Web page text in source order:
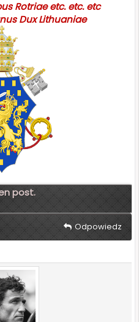
Rotriae etc. etc. etc
Dux Lithuaniae
post.
Odpowiedz